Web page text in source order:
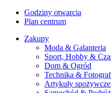
Godziny otwarcia
Plan centrum
Zakupy
Moda & Galanteria
Sport, Hobby &
Dom & Ogród
Technika &
Artykuły